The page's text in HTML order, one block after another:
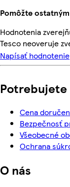
Pomôžte
Hodnotenia
Tesco neoveruje
Napísať hodnotenie
Potrebujete
Cena
Bezpečnosť
Všeobecné
Ochrana
O nás